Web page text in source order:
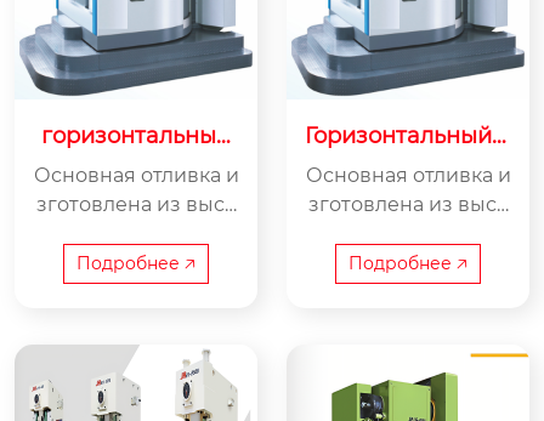
горизонтальный
ЧПУ обработочн
ый центр
Основная отливка и
зготовлена ​​из высо
гуна методом литья
в песчано-смоляну
передовой техноло
гии конечноэлемен
тного анализа, конс
Подробнее 🡥
Горизонтальный о
брабатывающий
центр
Основная отливка и
зготовлена ​​из высо
гуна методом литья
в песчано-смоляну
передовой техноло
гии конечноэлемен
тного анализа, конс
Подробнее 🡥